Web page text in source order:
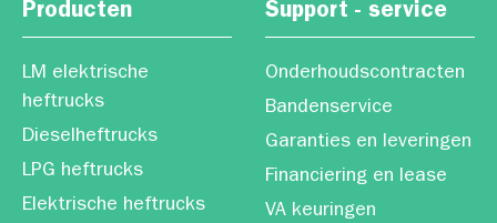
Producten
LM elektrische
heftrucks
Dieselheftrucks
LPG heftrucks
Elektrische heftrucks
Support - service
Onderhoudscontracten
Bandenservice
Garanties en leveringen
Financiering en lease
VA keuringen